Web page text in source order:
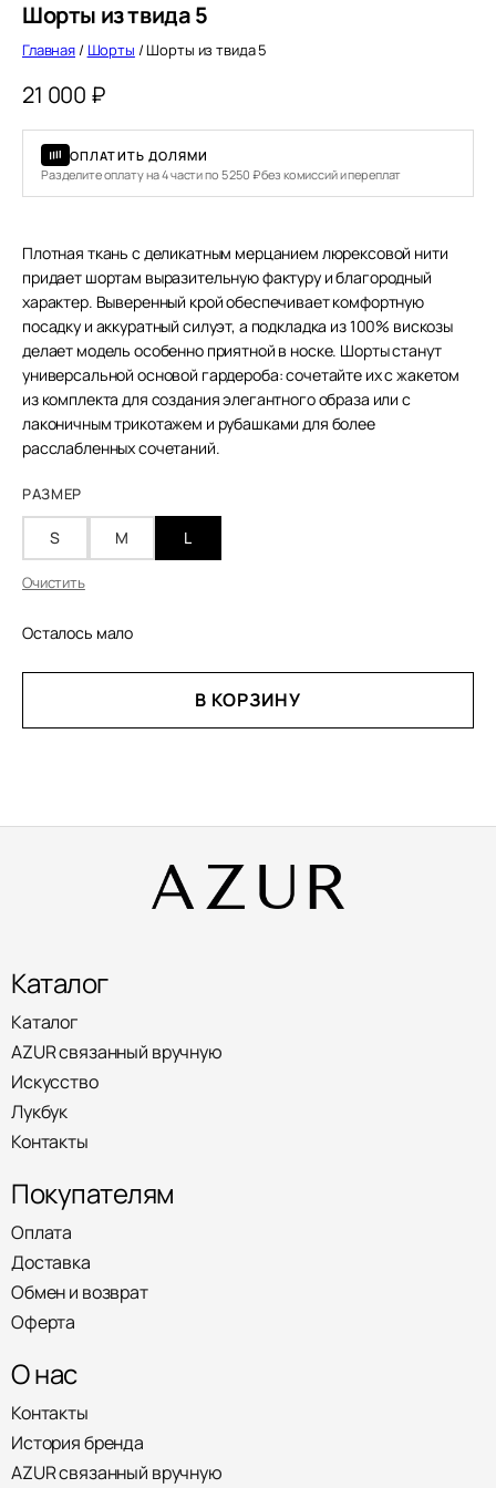
Шорты из твида 5
Главная / Шорты / Шорты из твида 5
21 000 ₽
ОПЛАТИТЬ ДОЛЯМИ
Разделите оплату на 4 части по 5 250 ₽ без комиссий и переплат
Плотная ткань с деликатным мерцанием люрексовой нити
придает шортам выразительную фактуру и благородный
характер. Выверенный крой обеспечивает комфортную
посадку и аккуратный силуэт, а подкладка из 100% вискозы
делает модель особенно приятной в носке. Шорты станут
универсальной основой гардероба: сочетайте их с жакетом
из комплекта для создания элегантного образа или с
лаконичным трикотажем и рубашками для более
расслабленных сочетаний.
РАЗМЕР
S M L
Очистить
Осталось мало
ШОРТЫ
В КОРЗИНУ
Каталог
Каталог
AZUR связанный вручную
Искусство
Лукбук
Контакты
Покупателям
Оплата
Доставка
Обмен и возврат
Оферта
О нас
Контакты
История бренда
AZUR связанный вручную